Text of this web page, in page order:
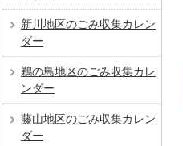
新川地区のごみ収集カレン
ダー
鵜の島地区のごみ収集カレ
ンダー
藤山地区のごみ収集カレン
ダー